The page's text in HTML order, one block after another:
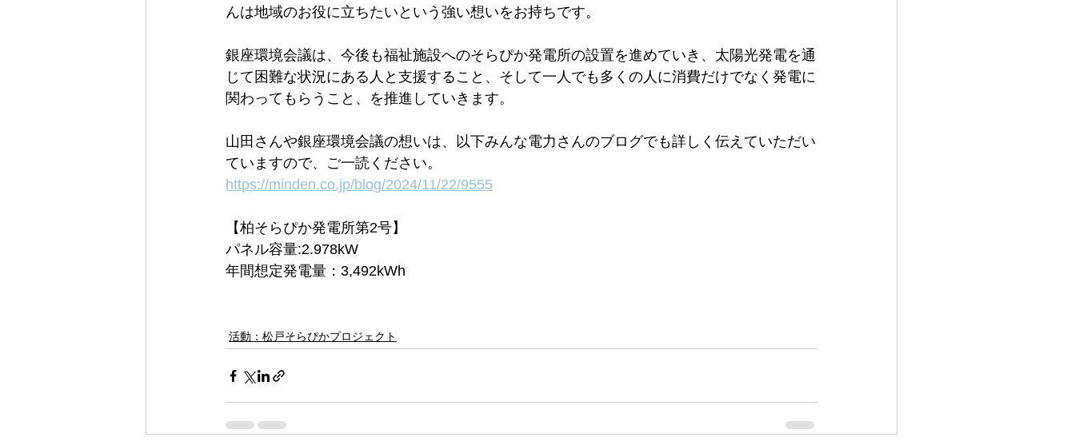
んは地域のお役に立ちたいという強い想いをお持ちです。
銀座環境会議は、今後も福祉施設へのそらぴか発電所の設置を進めていき、太陽光発電を通
じて困難な状況にある人と支援すること、そして一人でも多くの人に消費だけでなく発電に
関わってもらうこと、を推進していきます。
山田さんや銀座環境会議の想いは、以下みんな電力さんのブログでも詳しく伝えていただい
ていますので、ご一読ください。
https://minden.co.jp/blog/2024/11/22/9555
【柏そらぴか発電所第2号】
パネル容量:2.978kW
年間想定発電量：3,492kWh
活動：松戸そらぴかプロジェクト